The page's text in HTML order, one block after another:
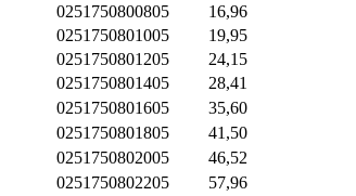
0251750800805 16,96
0251750801005 19,95
0251750801205 24,15
0251750801405 28,41
0251750801605 35,60
0251750801805 41,50
0251750802005 46,52
0251750802205 57,96